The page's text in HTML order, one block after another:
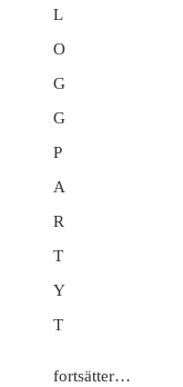
L
O
G
G
P
A
R
T
Y
T
fortsätter…